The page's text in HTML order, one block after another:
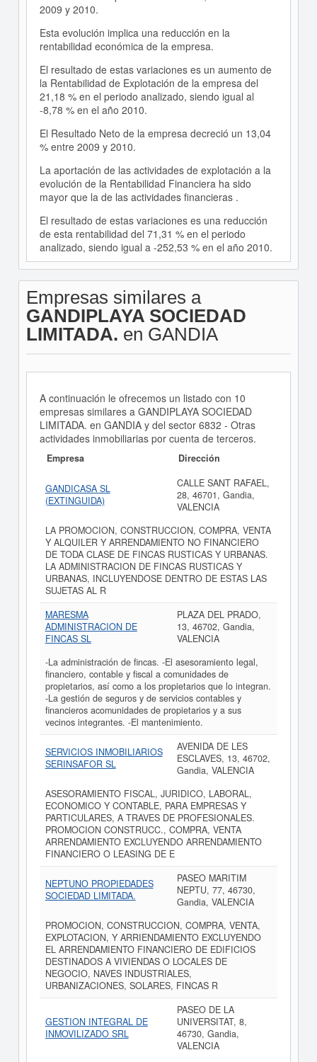
2009 y 2010.
Esta evolución implica una reducción en la
rentabilidad económica de la empresa.
El resultado de estas variaciones es un aumento de
la Rentabilidad de Explotación de la empresa del
21,18 % en el periodo analizado, siendo igual al
-8,78 % en el año 2010.
El Resultado Neto de la empresa decreció un 13,04
% entre 2009 y 2010.
La aportación de las actividades de explotación a la
evolución de la Rentabilidad Financiera ha sido
mayor que la de las actividades financieras .
El resultado de estas variaciones es una reducción
de esta rentabilidad del 71,31 % en el periodo
analizado, siendo igual a -252,53 % en el año 2010.
Empresas similares a
GANDIPLAYA SOCIEDAD
LIMITADA. en GANDIA
A continuación le ofrecemos un listado con 10
empresas similares a GANDIPLAYA SOCIEDAD
LIMITADA. en GANDIA y del sector 6832 - Otras
actividades inmobiliarias por cuenta de terceros.
Empresa Dirección
GANDICASA SL
(EXTINGUIDA)
CALLE SANT RAFAEL,
28, 46701, Gandia,
VALENCIA
LA PROMOCION, CONSTRUCCION, COMPRA, VENTA
Y ALQUILER Y ARRENDAMIENTO NO FINANCIERO
DE TODA CLASE DE FINCAS RUSTICAS Y URBANAS.
LA ADMINISTRACION DE FINCAS RUSTICAS Y
URBANAS, INCLUYENDOSE DENTRO DE ESTAS LAS
SUJETAS AL R
MARESMA
ADMINISTRACION DE
FINCAS SL
PLAZA DEL PRADO,
13, 46702, Gandia,
VALENCIA
-La administración de fincas. -El asesoramiento legal,
financiero, contable y fiscal a comunidades de
propietarios, así como a los propietarios que lo integran.
-La gestión de seguros y de servicios contables y
financieros acomunidades de propietarios y a sus
vecinos integrantes. -El mantenimiento.
SERVICIOS INMOBILIARIOS
SERINSAFOR SL
AVENIDA DE LES
ESCLAVES, 13, 46702,
Gandia, VALENCIA
ASESORAMIENTO FISCAL, JURIDICO, LABORAL,
ECONOMICO Y CONTABLE, PARA EMPRESAS Y
PARTICULARES, A TRAVES DE PROFESIONALES.
PROMOCION CONSTRUCC., COMPRA, VENTA
ARRENDAMIENTO EXCLUYENDO ARRENDAMIENTO
FINANCIERO O LEASING DE E
NEPTUNO PROPIEDADES
SOCIEDAD LIMITADA.
PASEO MARITIM
NEPTU, 77, 46730,
Gandia, VALENCIA
PROMOCION, CONSTRUCCION, COMPRA, VENTA,
EXPLOTACION, Y ARRIENDAMIENTO EXCLUYENDO
EL ARRENDAMIENTO FINANCIERO DE EDIFICIOS
DESTINADOS A VIVIENDAS O LOCALES DE
NEGOCIO, NAVES INDUSTRIALES,
URBANIZACIONES, SOLARES, FINCAS R
GESTION INTEGRAL DE
INMOVILIZADO SRL
PASEO DE LA
UNIVERSITAT, 8,
46730, Gandia,
VALENCIA